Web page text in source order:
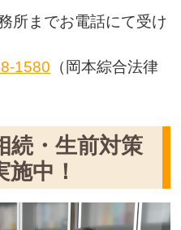
所までお電話にて受け
1580 （岡本綜合法律
続・生前対策
中！